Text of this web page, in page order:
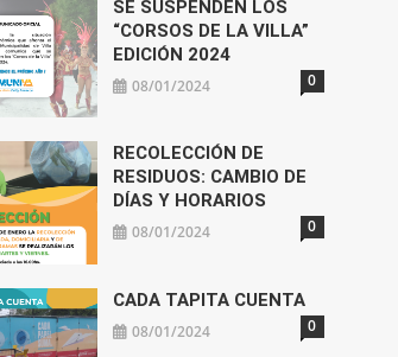
SE SUSPENDEN LOS
“CORSOS DE LA VILLA”
EDICIÓN 2024
08/01/2024 0
RECOLECCIÓN DE
RESIDUOS: CAMBIO DE
DÍAS Y HORARIOS
08/01/2024 0
CADA TAPITA CUENTA
08/01/2024 0